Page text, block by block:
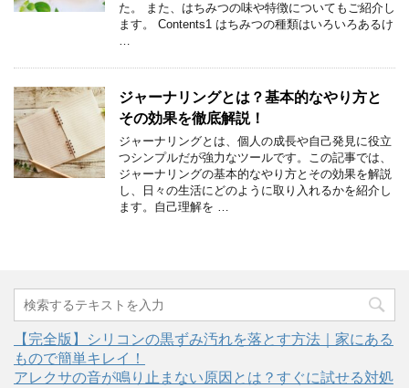
た。 また、はちみつの味や特徴についてもご紹介し
ます。 Contents1 はちみつの種類はいろいろあるけ
…
ジャーナリングとは？基本的なやり方と
その効果を徹底解説！
ジャーナリングとは、個人の成長や自己発見に役立
つシンプルだが強力なツールです。この記事では、
ジャーナリングの基本的なやり方とその効果を解説
し、日々の生活にどのように取り入れるかを紹介し
ます。自己理解を …
【完全版】シリコンの黒ずみ汚れを落とす方法｜家にある
もので簡単キレイ！
アレクサの音が鳴り止まない原因とは？すぐに試せる対処